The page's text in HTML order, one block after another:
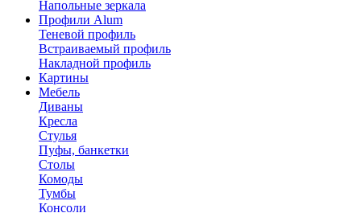
Напольные зеркала
Профили Alum
Теневой профиль
Встраиваемый профиль
Накладной профиль
Картины
Мебель
Диваны
Кресла
Стулья
Пуфы, банкетки
Столы
Комоды
Тумбы
Консоли